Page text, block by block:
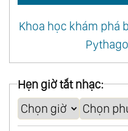
Khoa học khám phá
Hẹn giờ tắt nhạc: